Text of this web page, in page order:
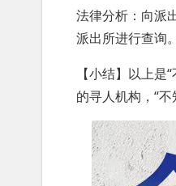
法律分析：向派
派出所进行查询
【小结】以上
的寻人机构，“